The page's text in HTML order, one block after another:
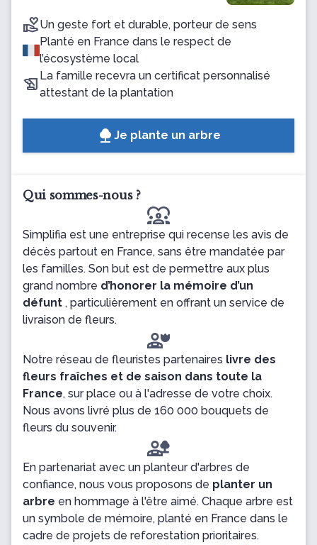
Un geste fort et durable, porteur de sens
Planté en France dans le respect de
l’écosystème local
La famille recevra un certificat personnalisé
attestant de la plantation
Je plante un arbre
Qui sommes-nous ?
diversity_1
Simplifia est une entreprise qui recense les avis de
décès partout en France, sans être mandatée par
les familles. Son but est de permettre aux plus
grand nombre d’honorer la mémoire d’un
défunt , particulièrement en offrant un service de
livraison de fleurs.
Notre réseau de fleuristes partenaires livre des
fleurs fraîches et de saison dans toute la
France, sur place ou à l'adresse de votre choix.
Nous avons livré plus de 160 000 bouquets de
fleurs du souvenir.
En partenariat avec un planteur d'arbres de
confiance, nous vous proposons de planter un
arbre en hommage à l'être aimé. Chaque arbre est
un symbole de mémoire, planté en France dans le
cadre de projets de reforestation prioritaires.